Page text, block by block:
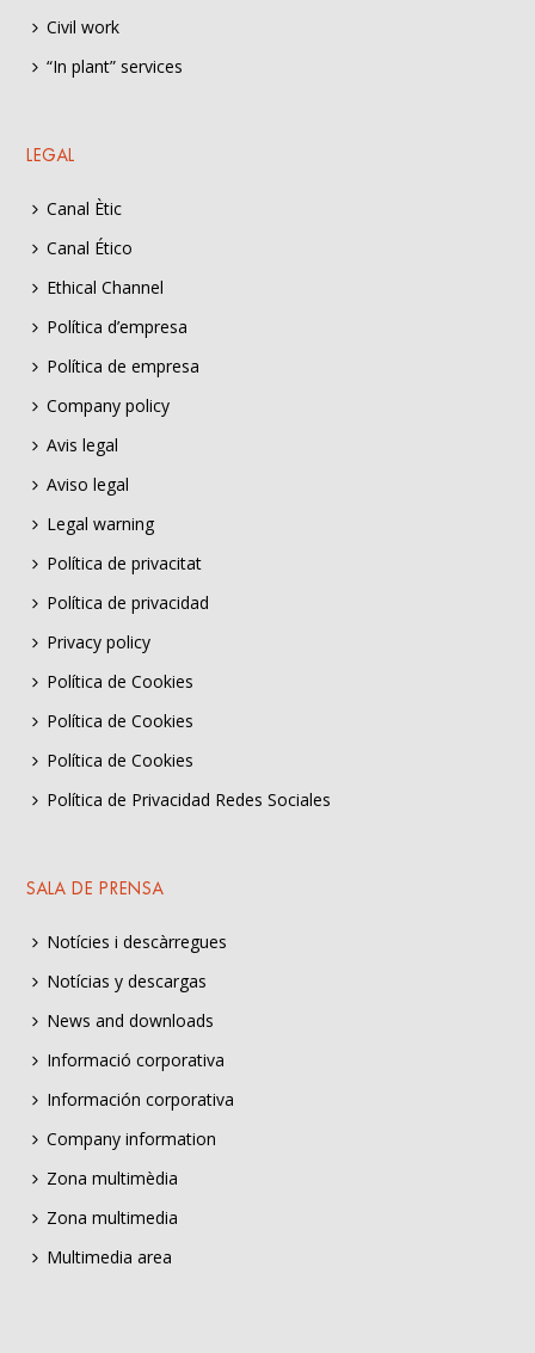
Civil work
“In plant” services
LEGAL
Canal Ètic
Canal Ético
Ethical Channel
Política d’empresa
Política de empresa
Company policy
Avis legal
Aviso legal
Legal warning
Política de privacitat
Política de privacidad
Privacy policy
Política de Cookies
Política de Cookies
Política de Cookies
Política de Privacidad Redes Sociales
SALA DE PRENSA
Notícies i descàrregues
Notícias y descargas
News and downloads
Informació corporativa
Información corporativa
Company information
Zona multimèdia
Zona multimedia
Multimedia area